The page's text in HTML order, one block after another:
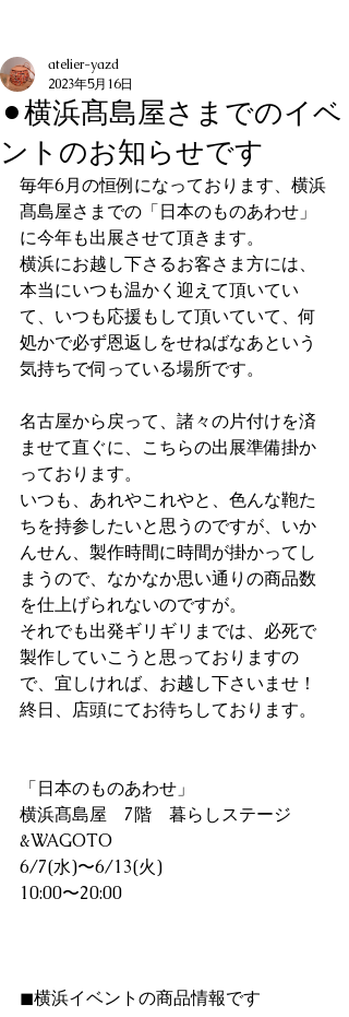
⚫︎横浜髙島屋さまでのイベ
ントのお知らせです
atelier-yazd
2023年5月16日
毎年6月の恒例になっております、横浜
髙島屋さまでの「日本のものあわせ」
に今年も出展させて頂きます。
横浜にお越し下さるお客さま方には、
本当にいつも温かく迎えて頂いてい
て、いつも応援もして頂いていて、何
処かで必ず恩返しをせねばなあという
気持ちで伺っている場所です。
名古屋から戻って、諸々の片付けを済
ませて直ぐに、こちらの出展準備掛か
っております。
いつも、あれやこれやと、色んな鞄た
ちを持参したいと思うのですが、いか
んせん、製作時間に時間が掛かってし
まうので、なかなか思い通りの商品数
を仕上げられないのですが。
それでも出発ギリギリまでは、必死で
製作していこうと思っておりますの
で、宜しければ、お越し下さいませ！
終日、店頭にてお待ちしております。
「日本のものあわせ」
横浜髙島屋　7階　暮らしステージ
&WAGOTO
6/7(水)〜6/13(火)
10:00〜20:00
◼︎横浜イベントの商品情報です